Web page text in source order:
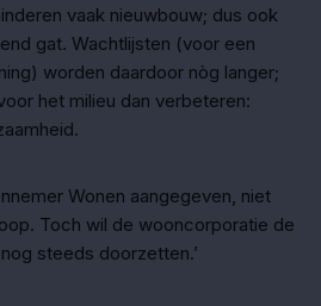
vaak nieuwbouw; dus ook
gat. Wachtlijsten (voor een
worden daardoor nòg langer;
het milieu dan verbeteren:
Wonen aangegeven, niet
Toch wil de wooncorporatie de
steeds doorzetten.’